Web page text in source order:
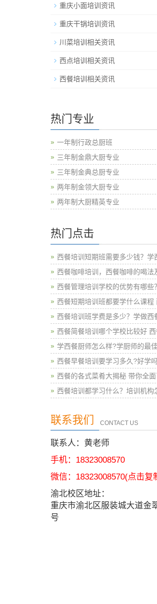
重庆小面培训资讯
重庆干锅培训资讯
川菜培训相关资讯
西点培训相关资讯
西餐培训相关资讯
热门专业
一年制行政总厨班
三年制金鼎大厨专业
三年制金典总厨专业
两年制金领大厨专业
两年制大厨精英专业
热门点击
西餐培训短期班需要多少钱？学
西餐咖啡培训，西餐咖啡的喝法
西餐管理培训学校的优势有哪些
西餐短期培训班都要学什么课程
西餐培训班学费是多少？学做西
西餐简餐培训哪个学校比较好
学西餐厨师怎么样?学厨师的最
西餐早餐培训要学习多久?好学
西餐的各式菜肴大揭秘 带你全面
西餐培训都学习什么？培训机构
联系我们 CONTACT US
联系人：黄老师
手机：18323008570
微信： 18323008570(点击复
渝北校区地址：
重庆市渝北区服装城大道金
号